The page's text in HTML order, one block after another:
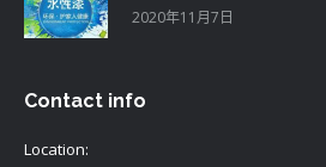
2020年11月7日
Contact info
Location: